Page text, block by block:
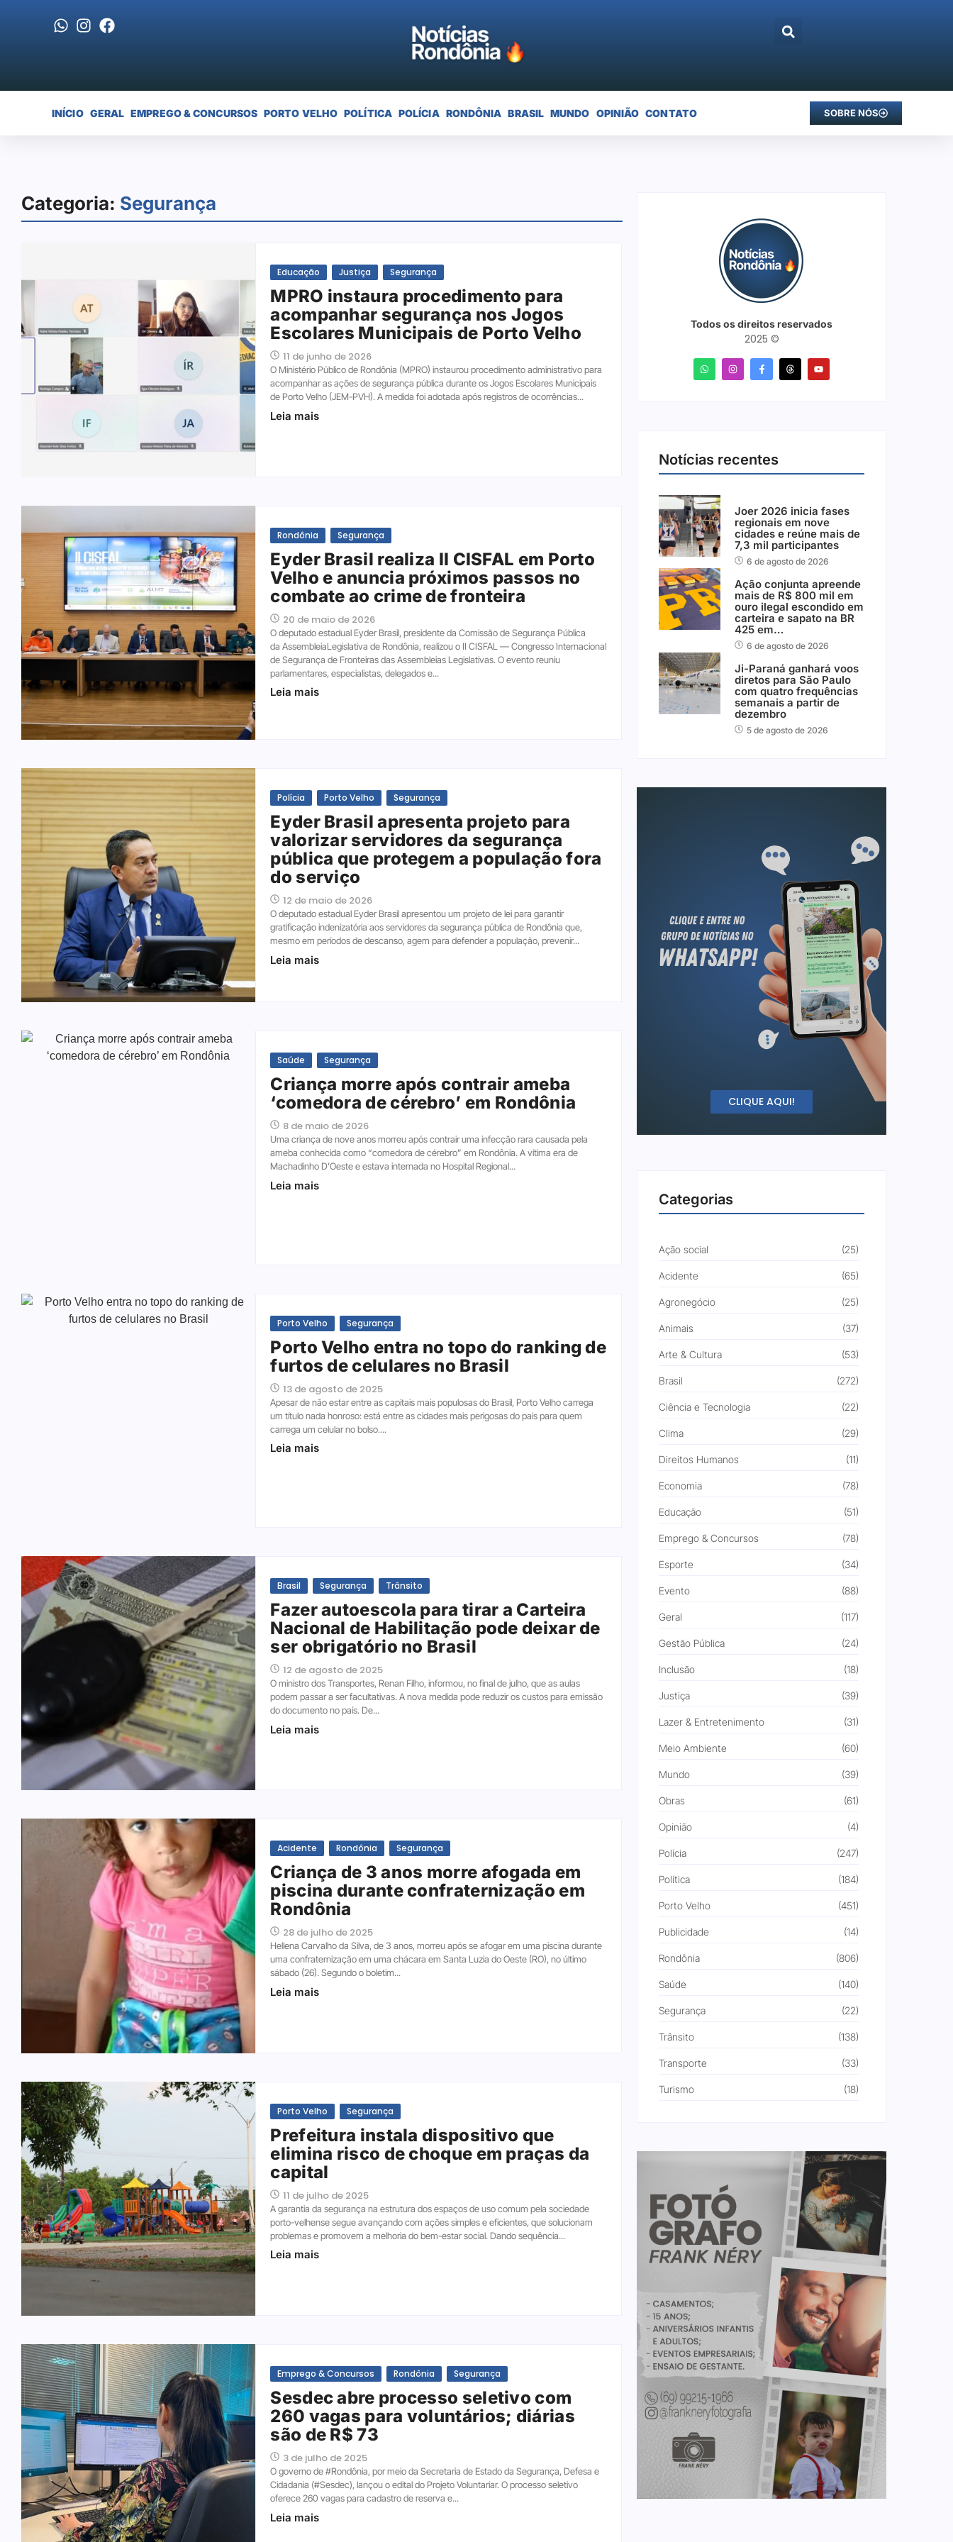
INÍCIO GERAL EMPREGO & CONCURSOS PORTO VELHO POLÍTICA POLÍCIA RONDÔNIA BRASIL MUNDO OPINIÃO CONTATO SOBRE NÓS
Categoria: Segurança
Educação Justiça Segurança
MPRO instaura procedimento para
acompanhar segurança nos Jogos
Escolares Municipais de Porto Velho
11 de junho de 2026
O Ministério Público de Rondônia (MPRO) instaurou procedimento administrativo para
acompanhar as ações de segurança pública durante os Jogos Escolares Municipais
de Porto Velho (JEM-PVH). A medida foi adotada após registros de ocorrências...
Leia mais
Rondônia Segurança
Eyder Brasil realiza II CISFAL em Porto
Velho e anuncia próximos passos no
combate ao crime de fronteira
20 de maio de 2026
O deputado estadual Eyder Brasil, presidente da Comissão de Segurança Pública
da AssembleiaLegislativa de Rondônia, realizou o II CISFAL — Congresso Internacional
de Segurança de Fronteiras das Assembleias Legislativas. O evento reuniu
parlamentares, especialistas, delegados e...
Leia mais
Polícia Porto Velho Segurança
Eyder Brasil apresenta projeto para
valorizar servidores da segurança
pública que protegem a população fora
do serviço
12 de maio de 2026
O deputado estadual Eyder Brasil apresentou um projeto de lei para garantir
gratificação indenizatória aos servidores da segurança pública de Rondônia que,
mesmo em períodos de descanso, agem para defender a população, prevenir...
Leia mais
Saúde Segurança
Criança morre após contrair ameba
‘comedora de cérebro’ em Rondônia
8 de maio de 2026
Uma criança de nove anos morreu após contrair uma infecção rara causada pela
ameba conhecida como “comedora de cérebro” em Rondônia. A vítima era de
Machadinho D’Oeste e estava internada no Hospital Regional...
Leia mais
Porto Velho Segurança
Porto Velho entra no topo do ranking de
furtos de celulares no Brasil
13 de agosto de 2025
Apesar de não estar entre as capitais mais populosas do Brasil, Porto Velho carrega
um título nada honroso: está entre as cidades mais perigosas do pais para quem
carrega um celular no bolso....
Leia mais
Brasil Segurança Trânsito
Fazer autoescola para tirar a Carteira
Nacional de Habilitação pode deixar de
ser obrigatório no Brasil
12 de agosto de 2025
O ministro dos Transportes, Renan Filho, informou, no final de julho, que as aulas
podem passar a ser facultativas. A nova medida pode reduzir os custos para emissão
do documento no país. De...
Leia mais
Acidente Rondônia Segurança
Criança de 3 anos morre afogada em
piscina durante confraternização em
Rondônia
28 de julho de 2025
Hellena Carvalho da Silva, de 3 anos, morreu após se afogar em uma piscina durante
uma confraternização em uma chácara em Santa Luzia do Oeste (RO), no último
sábado (26). Segundo o boletim...
Leia mais
Porto Velho Segurança
Prefeitura instala dispositivo que
elimina risco de choque em praças da
capital
11 de julho de 2025
A garantia da segurança na estrutura dos espaços de uso comum pela sociedade
porto-velhense segue avançando com ações simples e eficientes, que solucionam
problemas e promovem a melhoria do bem-estar social. Dando sequência...
Leia mais
Emprego & Concursos Rondônia Segurança
Sesdec abre processo seletivo com
260 vagas para voluntários; diárias
são de R$ 73
3 de julho de 2025
O governo de #Rondônia, por meio da Secretaria de Estado da Segurança, Defesa e
Cidadania (#Sesdec), lançou o edital do Projeto Voluntariar. O processo seletivo
oferece 260 vagas para cadastro de reserva e...
Leia mais
Todos os direitos reservados
2025 ©
Notícias recentes
Joer 2026 inicia fases
regionais em nove
cidades e reúne mais de
7,3 mil participantes
6 de agosto de 2026
Ação conjunta apreende
mais de R$ 800 mil em
ouro ilegal escondido em
carteira e sapato na BR
425 em…
6 de agosto de 2026
Ji-Paraná ganhará voos
diretos para São Paulo
com quatro frequências
semanais a partir de
dezembro
5 de agosto de 2026
CLIQUE AQUI!
Categorias
Ação social (25)
Acidente (65)
Agronegócio (25)
Animais (37)
Arte & Cultura (53)
Brasil (272)
Ciência e Tecnologia (22)
Clima (29)
Direitos Humanos (11)
Economia (78)
Educação (51)
Emprego & Concursos (78)
Esporte (34)
Evento (88)
Geral (117)
Gestão Pública (24)
Inclusão (18)
Justiça (39)
Lazer & Entretenimento (31)
Meio Ambiente (60)
Mundo (39)
Obras (61)
Opinião (4)
Polícia (247)
Política (184)
Porto Velho (451)
Publicidade (14)
Rondônia (806)
Saúde (140)
Segurança (22)
Trânsito (138)
Transporte (33)
Turismo (18)